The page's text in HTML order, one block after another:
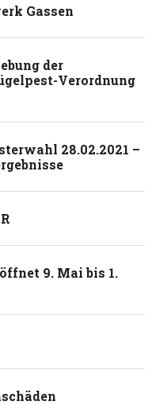
Gassen
der
Verordnung
28.02.2021 –
9. Mai bis 1.